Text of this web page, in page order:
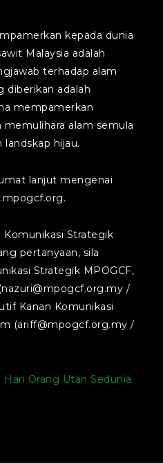
kepada dunia
Malaysia adalah
terhadap alam
diberikan adalah
mempamerkan
alam semula
hijau.
lanjut mengenai
Komunikasi Strategik
pertanyaan, sila
Strategik MPOGCF,
nazuri@mpogcf.org.my /
Kanan Komunikasi
(ariff@mpogcf.org.my /
Orang Utan Sedunia